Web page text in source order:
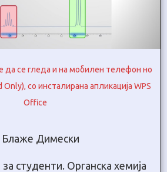
да се гледа и на мобилен телефон но
со инсталирана апликација WPS
Office
Димески
студенти. Oрганска хемија